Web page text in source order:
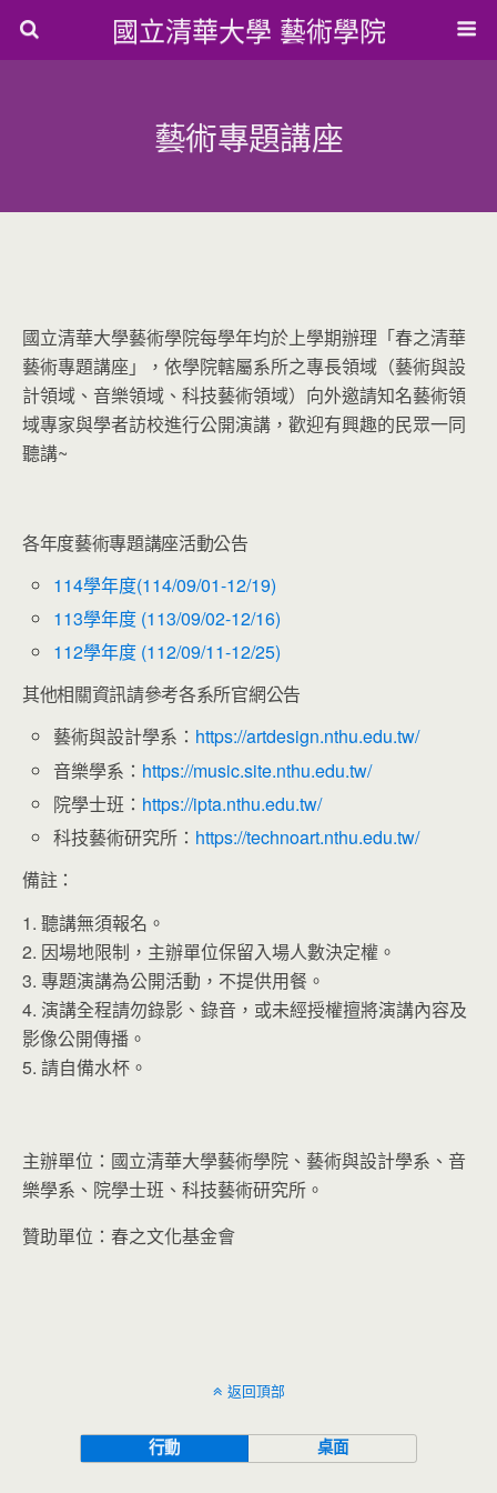
國立清華大學 藝術學院
藝術專題講座
國立清華大學藝術學院每學年均於上學期辦理「春之清華
藝術專題講座」，依學院轄屬系所之專長領域（藝術與設
計領域、音樂領域、科技藝術領域）向外邀請知名藝術領
域專家與學者訪校進行公開演講，歡迎有興趣的民眾一同
聽講~
各年度藝術專題講座活動公告
114學年度(114/09/01-12/19)
113學年度 (113/09/02-12/16)
112學年度 (112/09/11-12/25)
其他相關資訊請參考各系所官網公告
藝術與設計學系： https://artdesign.nthu.edu.tw/
音樂學系： https://music.site.nthu.edu.tw/
院學士班： https://ipta.nthu.edu.tw/
科技藝術研究所： https://technoart.nthu.edu.tw/
備註：
1. 聽講無須報名。
2. 因場地限制，主辦單位保留入場人數決定權。
3. 專題演講為公開活動，不提供用餐。
4. 演講全程請勿錄影、錄音，或未經授權擅將演講內容及
影像公開傳播。
5. 請自備水杯。
主辦單位：國立清華大學藝術學院、藝術與設計學系、音
樂學系、院學士班、科技藝術研究所。
贊助單位：春之文化基金會
返回頂部
行動 桌面